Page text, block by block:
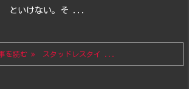
といけない。 そ ...
を読む スタッドレスタイ ...